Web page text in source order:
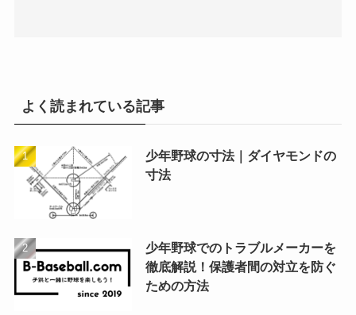
よく読まれている記事
少年野球の寸法｜ダイヤモンドの
寸法
少年野球でのトラブルメーカーを
徹底解説！保護者間の対立を防ぐ
ための方法